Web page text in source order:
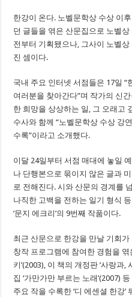
한강이 온다. 노벨문학상 수상 이
던 글들을 엮은 산문집으로 노벨상
전부터 기획됐으나, 그사이 노벨
진 셈이다.
국내 주요 인터넷 서점들은 17일
여러분을 찾아간다”며 작가의 신
한 희망을 상상하는 일, 그 오래고
수사와 함께 “노벨문학상 수상 강
수록”이라고 소개했다.
이달 24일부터 서점 매대에 놓일
나 단행본으로 묶이지 않은 글과
로 전해진다. 시와 산문의 경계를
나직한 고백을 전하는 일기 형식
‘문지 에크리’의 9번째 작품이다.
최근 산문으로 한강을 만날 기회
창작 프로그램에 참여한 경험을 엮
키’(2003), 이 책의 개정판 ‘사랑과,
집 ‘가만가만 부르는 노래’(2007)
주요 작을 수록한 ‘디 에센셜 한강